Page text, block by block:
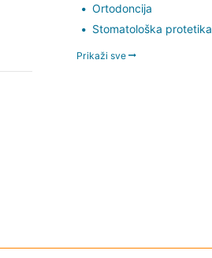
Ortodoncija
Stomatološka protetika
Prikaži sve